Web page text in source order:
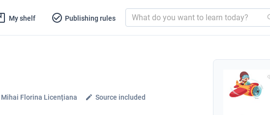
My shelf Publishing rules
Mihai Florina Licențiana
Source included